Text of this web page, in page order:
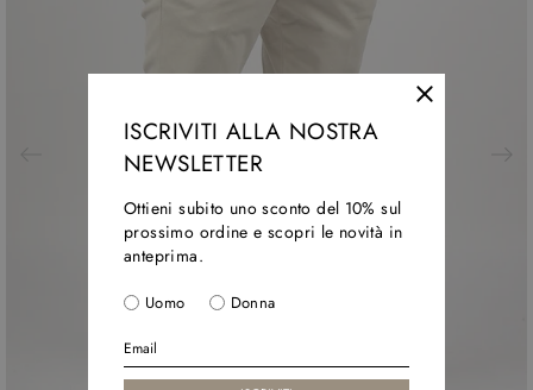
ISCRIVITI ALLA NOSTRA
NEWSLETTER
Ottieni subito uno sconto del 10% sul
prossimo ordine e scopri le novità in
anteprima.
Uomo Donna